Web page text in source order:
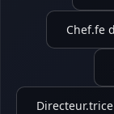
Chef.fe